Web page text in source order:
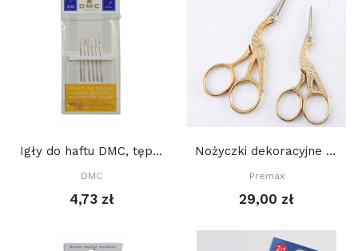
Igły do haftu DMC, tępe - rozmiar 26
DMC
4,73 zł
Nożyczki dekoracyjne żuraw - duże 11cm
Premax
29,00 zł